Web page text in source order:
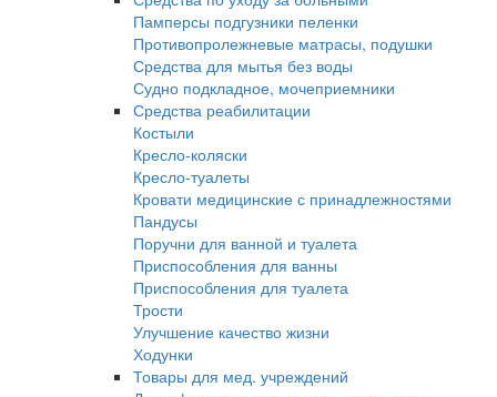
Памперсы подгузники пеленки
Противопролежневые матрасы, подушки
Средства для мытья без воды
Судно подкладное, мочеприемники
Средства реабилитации
Костыли
Кресло-коляски
Кресло-туалеты
Кровати медицинские с принадлежностями
Пандусы
Поручни для ванной и туалета
Приспособления для ванны
Приспособления для туалета
Трости
Улучшение качество жизни
Ходунки
Товары для мед. учреждений